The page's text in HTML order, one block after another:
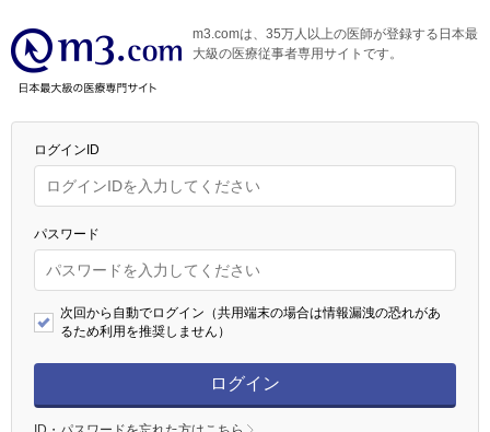
m3.comは、35万人以上の医師が登録する日本最
大級の医療従事者専用サイトです。
ログインID
パスワード
次回から自動でログイン（共用端末の場合は情報漏洩の恐れがあ
るため利用を推奨しません）
ログイン